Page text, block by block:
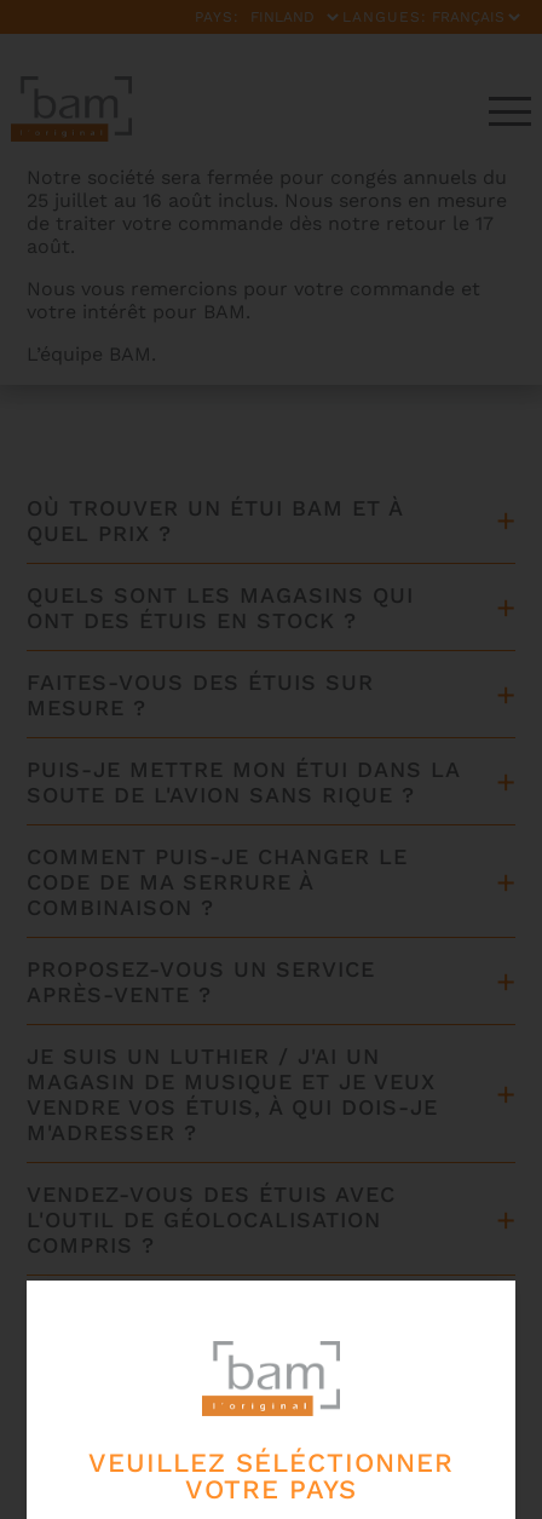
VEUILLEZ SÉLÉCTIONNER
VOTRE PAYS
PAYS: LANGUES:
Notre société sera fermée pour congés annuels du
25 juillet au 16 août inclus. Nous serons en mesure
de traiter votre commande dès notre retour le 17
août.
Nous vous remercions pour votre commande et
votre intérêt pour BAM.
L’équipe BAM.
OÙ TROUVER UN ÉTUI BAM ET À
QUEL PRIX ?
QUELS SONT LES MAGASINS QUI
ONT DES ÉTUIS EN STOCK ?
FAITES-VOUS DES ÉTUIS SUR
MESURE ?
PUIS-JE METTRE MON ÉTUI DANS LA
SOUTE DE L'AVION SANS RIQUE ?
COMMENT PUIS-JE CHANGER LE
CODE DE MA SERRURE À
COMBINAISON ?
PROPOSEZ-VOUS UN SERVICE
APRÈS-VENTE ?
JE SUIS UN LUTHIER / J'AI UN
MAGASIN DE MUSIQUE ET JE VEUX
VENDRE VOS ÉTUIS, À QUI DOIS-JE
M'ADRESSER ?
VENDEZ-VOUS DES ÉTUIS AVEC
L'OUTIL DE GÉOLOCALISATION
COMPRIS ?
GUITARE ÉLECTRIQUE ?
COMMENT PUIS-JE PRENDRE SOIN